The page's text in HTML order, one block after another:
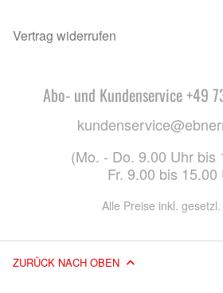
Vertrag widerrufen
Abo- und Kundenservice +49
(Mo. - Do. 9.00 Uhr bis
Fr. 9.00 bis 15.00
Alle Preise inkl.
ZURÜCK NACH OBEN